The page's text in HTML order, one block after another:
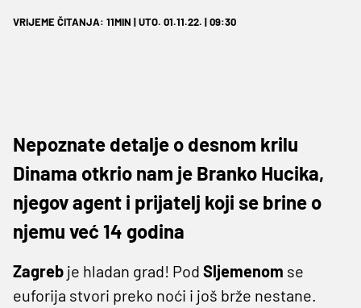
VRIJEME ČITANJA: 11MIN | UTO. 01.11.22. | 09:30
Nepoznate detalje o desnom krilu
Dinama otkrio nam je Branko Hucika,
njegov agent i prijatelj koji se brine o
njemu već 14 godina
Zagreb je hladan grad! Pod Sljemenom se
euforija stvori preko noći i još brže nestane.